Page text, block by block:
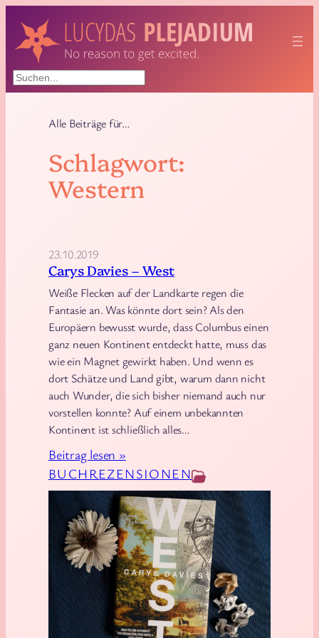
Inhalt
springen
Suchen
Alle Beiträge für…
Schlagwort:
Western
BUCHREZENSIONEN
23.10.2019
Carys Davies – West
Weiße Flecken auf der Landkarte regen die
Fantasie an. Was könnte dort sein? Als den
Europäern bewusst wurde, dass Columbus einen
ganz neuen Kontinent entdeckt hatte, muss das
wie ein Magnet gewirkt haben. Und wenn es
dort Schätze und Land gibt, warum dann nicht
auch Wunder, die sich bisher niemand auch nur
vorstellen konnte? Auf einem unbekannten
Kontinent ist schließlich alles…
Beitrag lesen »:
C
a
r
y
s
D
a
v
i